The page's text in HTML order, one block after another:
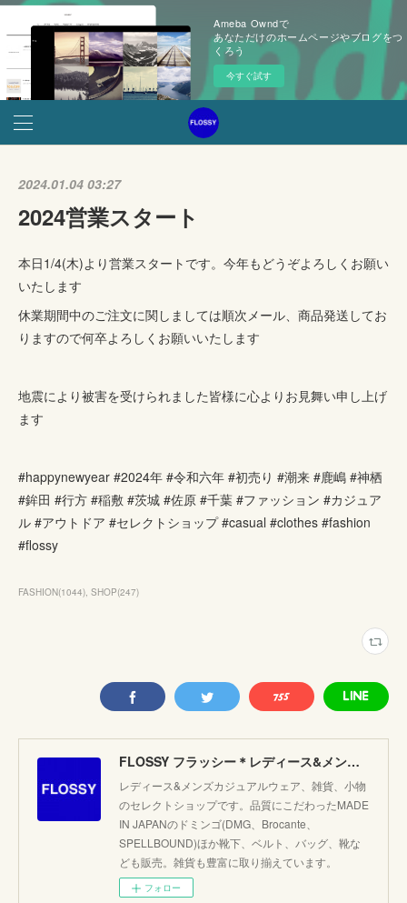
Ameba Owndで
あなただけのホームページやブログをつ
くろう
今すぐ試す
2024.01.04 03:27
2024営業スタート
本日1/4(木)より営業スタートです。今年もどうぞよろしくお願い
いたします
休業期間中のご注文に関しましては順次メール、商品発送してお
りますので何卒よろしくお願いいたします
地震により被害を受けられました皆様に心よりお見舞い申し上げ
ます
#happynewyear #2024年 #令和六年 #初売り #潮来 #鹿嶋 #神栖
#鉾田 #行方 #稲敷 #茨城 #佐原 #千葉 #ファッション #カジュア
ル #アウトドア #セレクトショップ #casual #clothes #fashion
#flossy
FASHION(1044) SHOP(247)
FLOSSY フラッシー＊レディース&メンズカジュアルのセレクトショップ。JAPANブランド他こだわりのアイテムがたくさん！
レディース&メンズカジュアルウェア、雑貨、小物
のセレクトショップです。品質にこだわったMADE
IN JAPANのドミンゴ(DMG、Brocante、
SPELLBOUND)ほか靴下、ベルト、バッグ、靴な
ども販売。雑貨も豊富に取り揃えています。
フォロー